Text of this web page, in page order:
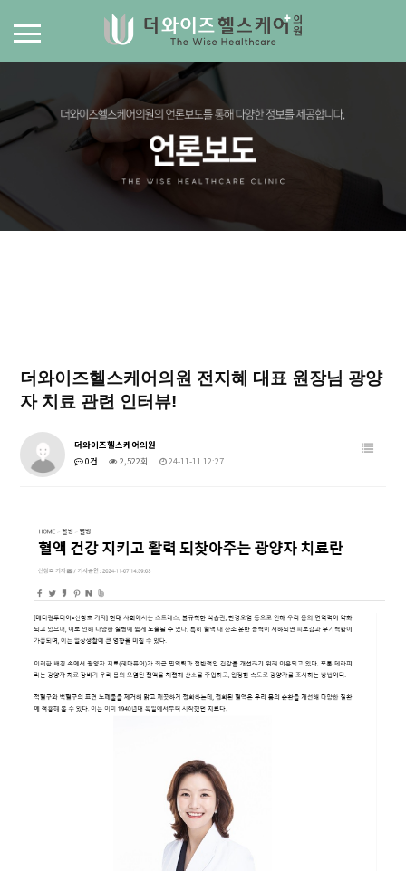
더와이즈헬스케어의원 전지혜 대표 원장님 광양
자 치료 관련 인터뷰!
더와이즈헬스케어의원
0건
2,522회 24-11-11 12:27